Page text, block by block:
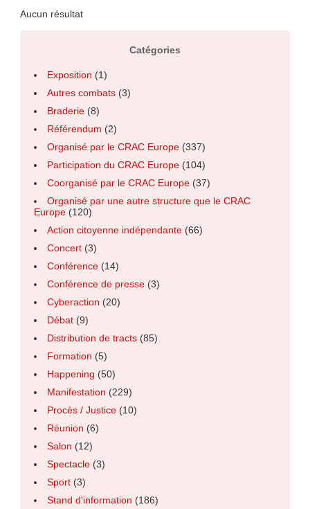
Aucun résultat
Catégories
Exposition (1)
Autres combats(3)
Braderie(8)
Référendum (2)
Organisé par le CRAC Europe(337)
Participation du CRAC Europe(104)
Coorganisé par le CRAC Europe(37)
Organisé par une autre structure que le CRAC
Europe(120)
Action citoyenne indépendante(66)
Concert(3)
Conférence(14)
Conférence de presse(3)
Cyberaction (20)
Débat(9)
Distribution de tracts(85)
Formation (5)
Happening (50)
Manifestation (229)
Procès / Justice(10)
Réunion (6)
Salon (12)
Spectacle(3)
Sport(3)
Stand d'information (186)